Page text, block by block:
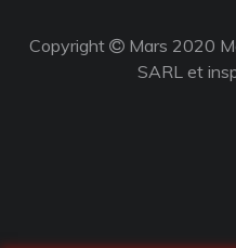
Copyright
Mars 2020
SARL et